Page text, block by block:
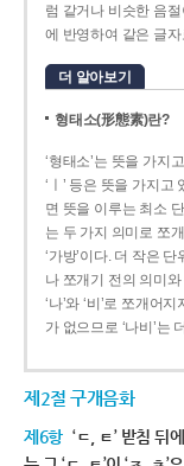
럼 같거나 비슷한 음
에 반영하여 같은 글
더 알아보기
형태소(形態素)란?
‘형태소’는 뜻을 가지
‘ㅣ’ 등은 뜻을 가지고
면 뜻을 이루는 최소 단
는 두 가지 의미로 쪼
‘가방’이다. 더 작은
나 쪼개기 전의 의미
‘나’와 ‘비’로 쪼개어
가 없으므로 ‘나비’는
제2절 구개음화
제6항 ‘ㄷ, ㅌ’ 받침 뒤